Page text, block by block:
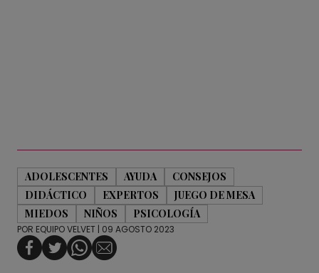
ADOLESCENTES AYUDA
CONSEJOS
DIDÁCTICO
EXPERTOS
JUEGO DE MESA
MIEDOS
NIÑOS PSICOLOGÍA
POR EQUIPO VELVET | 09 AGOSTO 2023